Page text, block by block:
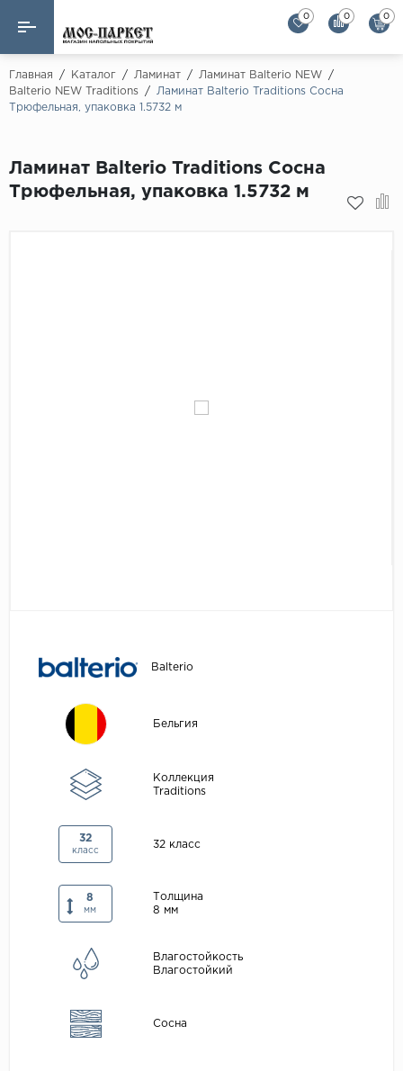
Назад
Ламинат
Назад
Alloc
Alpine Floor
Паркетная доска
0 0 0
Главная / Каталог / Ламинат / Ламинат Balterio NEW
/
Balterio NEW Traditions
/
Ламинат Balterio Traditions Сосна
Трюфельная, упаковка 1.5732 м
Ламинат Balterio Traditions Сосна
Трюфельная, упаковка 1.5732 м
Balterio
Бельгия
Коллекция
Traditions
32
класс
32 класс
8
мм
Толщина
8 мм
Влагостойкость
Влагостойкий
Сосна